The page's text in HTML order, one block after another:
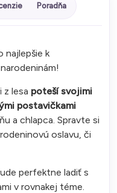
Poradňa
najlepšie k
z lesa poteší svojimi
postavičkami
a chlapca. Spravte si
oslavu, či
perfektne ladiť s
v rovnakej téme.